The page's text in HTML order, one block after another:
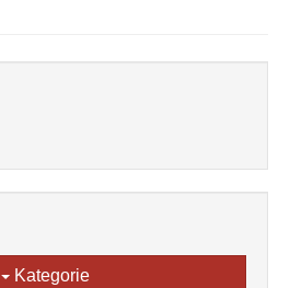
Kategorie